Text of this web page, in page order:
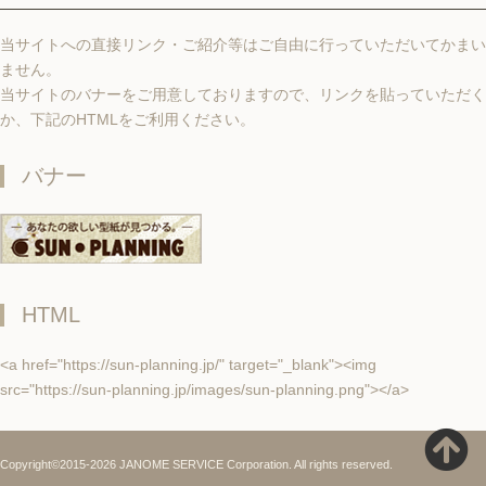
当サイトへの直接リンク・ご紹介等はご自由に行っていただいてかまい
ません。
当サイトのバナーをご用意しておりますので、リンクを貼っていただく
か、下記のHTMLをご利用ください。
バナー
HTML
<a href="https://sun-planning.jp/" target="_blank"><img
src="https://sun-planning.jp/images/sun-planning.png"></a>
Copyright©2015-2026 JANOME SERVICE Corporation. All rights reserved.